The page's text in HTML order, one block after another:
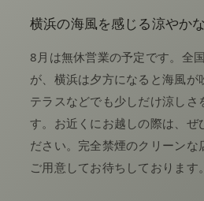
横浜の海風を感じる涼やか
8月は無休営業の予定です。全
が、横浜は夕方になると海風
テラスなどでも少しだけ涼しさ
す。お近くにお越しの際は、ぜ
ださい。完全禁煙のクリーンな
ご用意してお待ちしております。